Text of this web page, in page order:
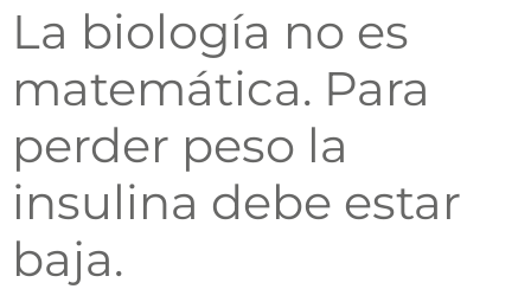
La biología no es
matemática. Para
perder peso la
insulina debe estar
baja.